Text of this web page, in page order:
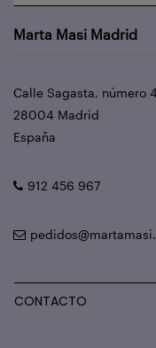
Marta Masi Madrid
Calle Sagasta, número 4
28004 Madrid
España
912 456 967
CONTACTO